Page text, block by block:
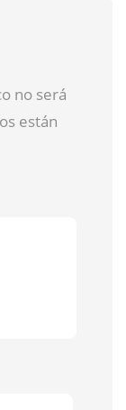
no será
están